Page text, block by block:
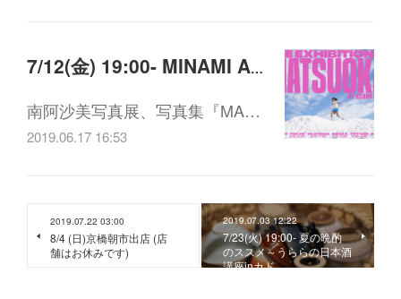
7/12(金) 19:00- MINAMI ASAMI EXHIBITION OF " MATSUOKA!" OPENING EVENT
南阿沙美写真展、写真集『MA…
2019.06.17 16:53
2019.07.22 03:00
8/4 (日)京橋朝市出店 (店
舗はお休みです)
2019.07.03 12:22
7/23(火) 19:00- 夏の晩酌
のススメ～うららの日本酒
講座inカド